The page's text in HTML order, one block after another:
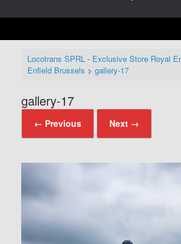
Locotrans SPRL - Exclusive Store Royal
Enfield Brussels > gallery-17
gallery-17
← Previous Next →